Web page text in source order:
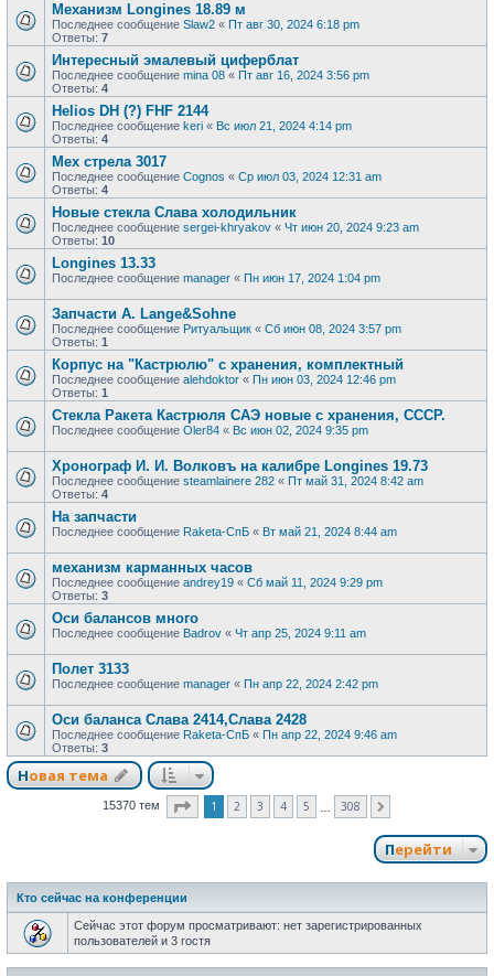
Механизм Longines 18.89 м
Последнее сообщение Slaw2 « Пт авг 30, 2024 6:18 pm
Ответы: 7
Интересный эмалевый циферблат
Последнее сообщение mina 08 « Пт авг 16, 2024 3:56 pm
Ответы: 4
Helios DH (?) FHF 2144
Последнее сообщение keri « Вс июл 21, 2024 4:14 pm
Ответы: 4
Мех стрела 3017
Последнее сообщение Cognos « Ср июл 03, 2024 12:31 am
Ответы: 4
Новые стекла Слава холодильник
Последнее сообщение sergei-khryakov « Чт июн 20, 2024 9:23 am
Ответы: 10
Longines 13.33
Последнее сообщение manager « Пн июн 17, 2024 1:04 pm
Запчасти А. Lange&Sohne
Последнее сообщение Ритуальщик « Сб июн 08, 2024 3:57 pm
Ответы: 1
Корпус на "Кастрюлю" с хранения, комплектный
Последнее сообщение alehdoktor « Пн июн 03, 2024 12:46 pm
Ответы: 1
Стекла Ракета Кастрюля САЭ новые с хранения, СССР.
Последнее сообщение Oler84 « Вс июн 02, 2024 9:35 pm
Хронограф И. И. Волковъ на калибре Longines 19.73
Последнее сообщение steamlainere 282 « Пт май 31, 2024 8:42 am
Ответы: 4
На запчасти
Последнее сообщение Raketa-СпБ « Вт май 21, 2024 8:44 am
механизм карманных часов
Последнее сообщение andrey19 « Сб май 11, 2024 9:29 pm
Ответы: 3
Оси балансов много
Последнее сообщение Badrov « Чт апр 25, 2024 9:11 am
Полет 3133
Последнее сообщение manager « Пн апр 22, 2024 2:42 pm
Оси баланса Слава 2414,Слава 2428
Последнее сообщение Raketa-СпБ « Пн апр 22, 2024 9:46 am
Ответы: 3
Новая тема
15370 тем Страница из 308
1 2 3 4 5 308
Перейти
Кто сейчас на конференции
Сейчас этот форум просматривают: нет зарегистрированных
пользователей и 3 гостя